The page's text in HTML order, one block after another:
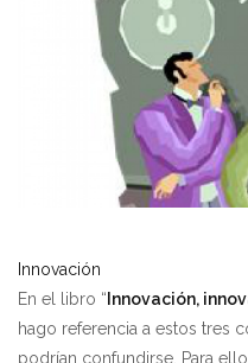
Innovación
En el libro “ Innovación,
hago referencia a estos tres
podrían confundirse. Para